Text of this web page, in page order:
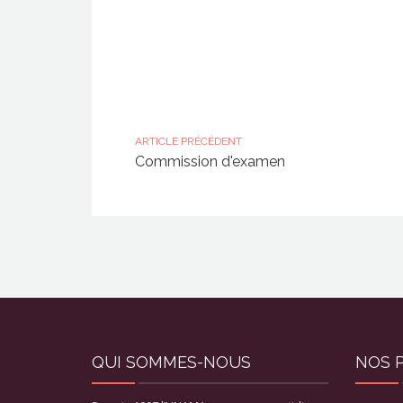
ARTICLE PRÉCÉDENT
Commission d'examen
QUI SOMMES-NOUS NOS